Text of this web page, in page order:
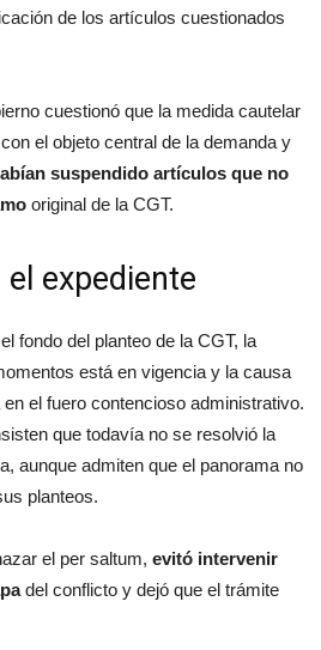
de los artículos cuestionados
cuestionó que la medida cautelar
el objeto central de la demanda y
suspendido artículos que no
original de la CGT.
expediente
fondo del planteo de la CGT, la
está en vigencia y la causa
el fuero contencioso administrativo.
que todavía no se resolvió la
aunque admiten que el panorama no
planteos.
el per saltum, evitó intervenir
del conflicto y dejó que el trámite